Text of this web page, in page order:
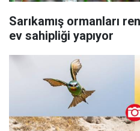
Sarıkamış ormanları
ev sahipliği yapıyor